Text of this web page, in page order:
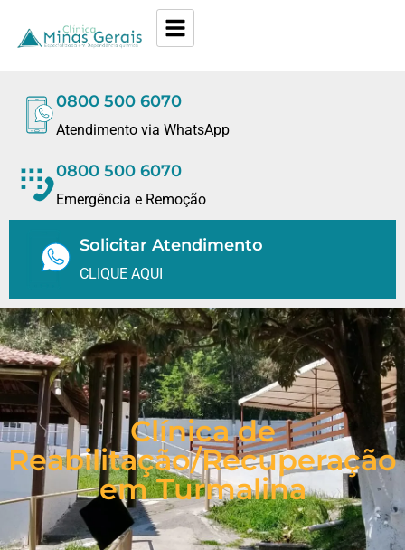
0800 500 6070
Atendimento via WhatsApp
0800 500 6070
Emergência e Remoção
Solicitar Atendimento
CLIQUE AQUI
Clínica de
Reabilitação/Recuperação
em Turmalina